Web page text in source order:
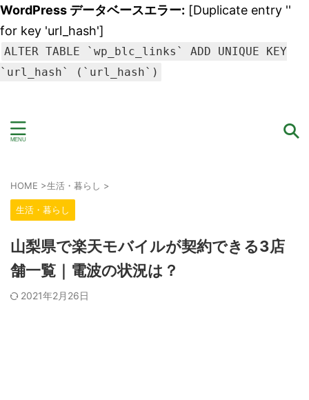
WordPress データベースエラー: [Duplicate entry ''
for key 'url_hash']
ALTER TABLE `wp_blc_links` ADD UNIQUE KEY
`url_hash` (`url_hash`)
HOME >生活・暮らし >
生活・暮らし
山梨県で楽天モバイルが契約できる3店
舗一覧｜電波の状況は？
2021年2月26日